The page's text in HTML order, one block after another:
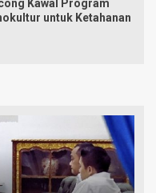
Kawal Program
untuk Ketahanan